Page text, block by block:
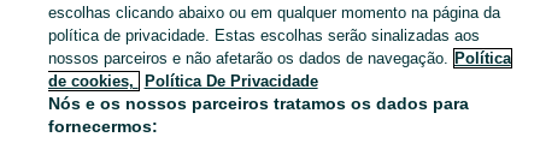
Navegue pelos últimos anúncios de Legos e Puzzles em Carcavelos E Parede no OLX Portugal. Compre e venda produtos locais com facilidade e segurança. Mostrar
Mapa do site
Mapa das freguesias
Mapa de mini-sites
escolhas clicando abaixo ou em qualquer momento na página da
política de privacidade. Estas escolhas serão sinalizadas aos
nossos parceiros e não afetarão os dados de navegação. Política
de cookies,
Política De Privacidade
Nós e os nossos parceiros tratamos os dados para
fornecermos: